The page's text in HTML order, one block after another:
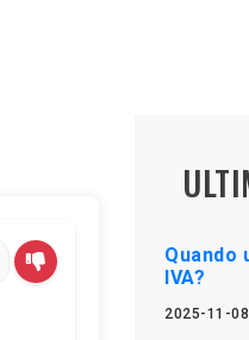
Quando
IVA?
2025-11-08